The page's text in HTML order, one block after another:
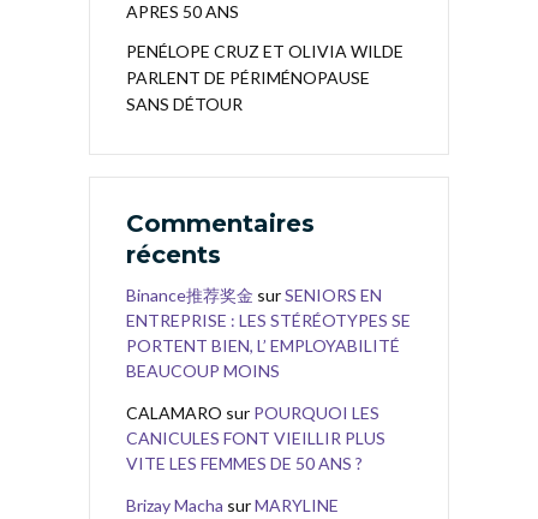
APRES 50 ANS
PENÉLOPE CRUZ ET OLIVIA WILDE
PARLENT DE PÉRIMÉNOPAUSE
SANS DÉTOUR
Commentaires
récents
Binance推荐奖金 surSENIORS EN
ENTREPRISE : LES STÉRÉOTYPES SE
PORTENT BIEN, L’ EMPLOYABILITÉ
BEAUCOUP MOINS
CALAMARO sur POURQUOI LES
CANICULES FONT VIEILLIR PLUS
VITE LES FEMMES DE 50 ANS ?
Brizay Macha surMARYLINE